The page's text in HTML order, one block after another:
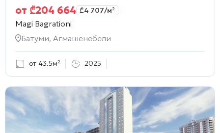
от ₾204 664 ₾4 707/м²
Magi Bagrationi
Батуми, Агмашенебели
от 43.5м² 2025